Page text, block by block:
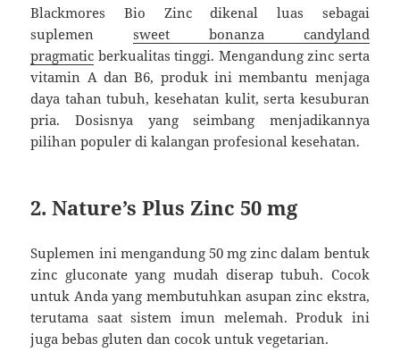
Blackmores Bio Zinc dikenal luas sebagai
suplemensweet bonanza candyland
pragmatic berkualitas tinggi. Mengandung zinc serta
vitamin A dan B6, produk ini membantu menjaga
daya tahan tubuh, kesehatan kulit, serta kesuburan
pria. Dosisnya yang seimbang menjadikannya
pilihan populer di kalangan profesional kesehatan.
2. Nature’s Plus Zinc 50 mg
Suplemen ini mengandung 50 mg zinc dalam bentuk
zinc gluconate yang mudah diserap tubuh. Cocok
untuk Anda yang membutuhkan asupan zinc ekstra,
terutama saat sistem imun melemah. Produk ini
juga bebas gluten dan cocok untuk vegetarian.